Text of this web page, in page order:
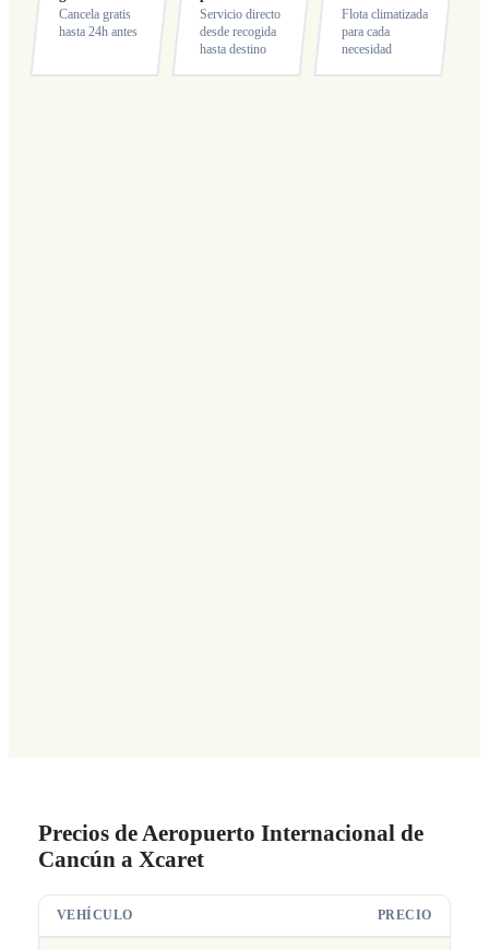
Cancela gratis
hasta 24h antes
Servicio directo
desde recogida
hasta destino
Flota climatizada
para cada
necesidad
Precios de Aeropuerto Internacional de
Cancún a Xcaret
VEHÍCULO PRECIO